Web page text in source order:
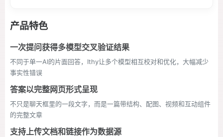
产品特色
一次提问获得多模型交叉验证结果
不同于单一AI的片面回答，Ithy让多个模型相互校对和优化，大幅减少
事实性错误
答案以完整网页形式呈现
不只是聊天框里的一段文字，而是一篇带结构、配图、视频和互动组件
的完整文章
支持上传文档和链接作为数据源